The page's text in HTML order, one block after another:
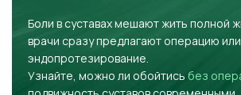
Боли в суставах мешают жить полной
врачи сразу предлагают операцию или
эндопротезирование.
Узнайте, можно ли обойтись без